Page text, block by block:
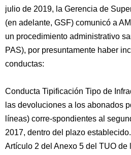
julio de 2019, la Gerencia de
(en adelante, GSF) comunicó a
un procedimiento administrativo
PAS), por presuntamente haber
conductas:
Conducta Tipificación Tipo de
las devoluciones a los abonados
líneas) corre-spondientes al
2017, dentro del plazo
Artículo 2 del Anexo 5 del TUO